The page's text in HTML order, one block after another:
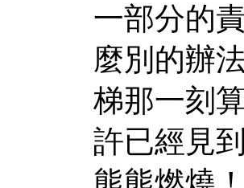
一部分的
麼別的辦
梯那一刻
許已經見